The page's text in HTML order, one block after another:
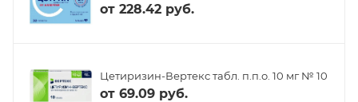
от 228.42 руб.
Цетиризин-Вертекс табл. п.п.о. 10 мг № 10
от 69.09 руб.